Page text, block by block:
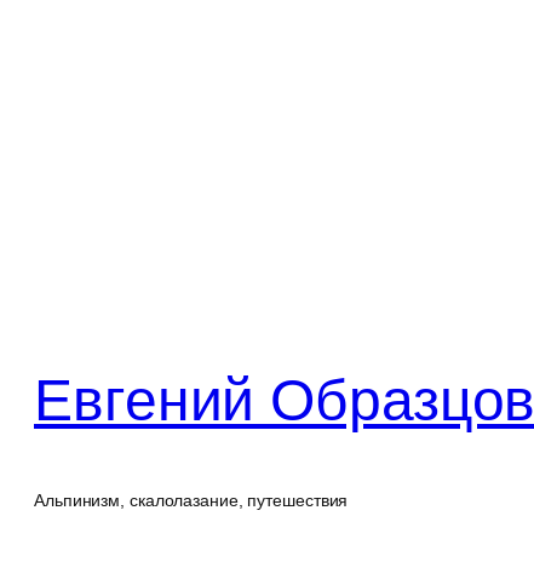
Евгений Образцов
Альпинизм, скалолазание, путешествия